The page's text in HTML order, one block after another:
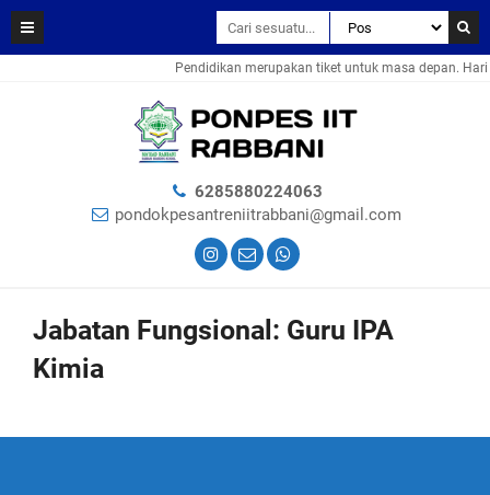
Pendidikan merupakan tiket untuk masa depan.
6285880224063
pondokpesantreniitrabbani@gmail.com
Jabatan Fungsional: Guru IPA
Kimia